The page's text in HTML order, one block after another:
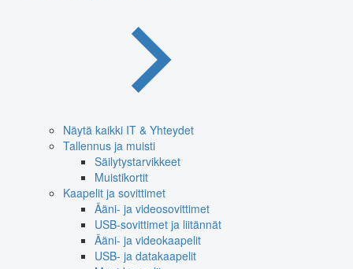
Näytä kaikki IT & Yhteydet
Tallennus ja muisti
Säilytystarvikkeet
Muistikortit
Kaapelit ja sovittimet
Ääni- ja videosovittimet
USB-sovittimet ja liitännät
Ääni- ja videokaapelit
USB- ja datakaapelit